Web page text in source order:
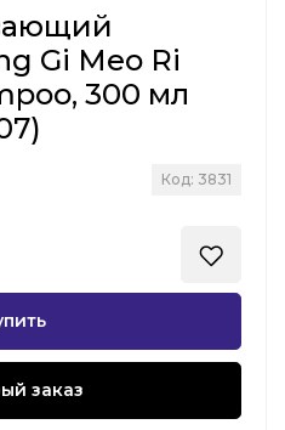
Gi Meo Ri
300 мл
Код: 3831
заказ